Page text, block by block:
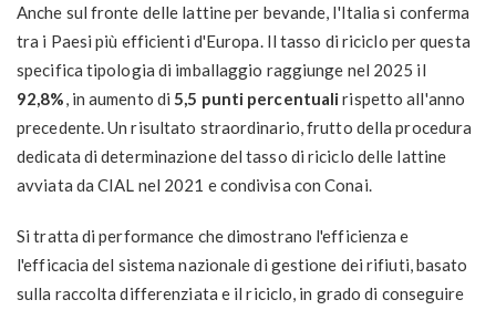
Anche sul fronte delle lattine per bevande, l'Italia si conferma
tra i Paesi più efficienti d'Europa. Il tasso di riciclo per questa
specifica tipologia di imballaggio raggiunge nel 2025 il
92,8%, in aumento di5,5 punti percentuali rispetto all'anno
precedente. Un risultato straordinario, frutto della procedura
dedicata di determinazione del tasso di riciclo delle lattine
avviata da CIAL nel 2021 e condivisa con Conai.
Si tratta di performance che dimostrano l'efficienza e
l'efficacia del sistema nazionale di gestione dei rifiuti, basato
sulla raccolta differenziata e il riciclo, in grado di conseguire